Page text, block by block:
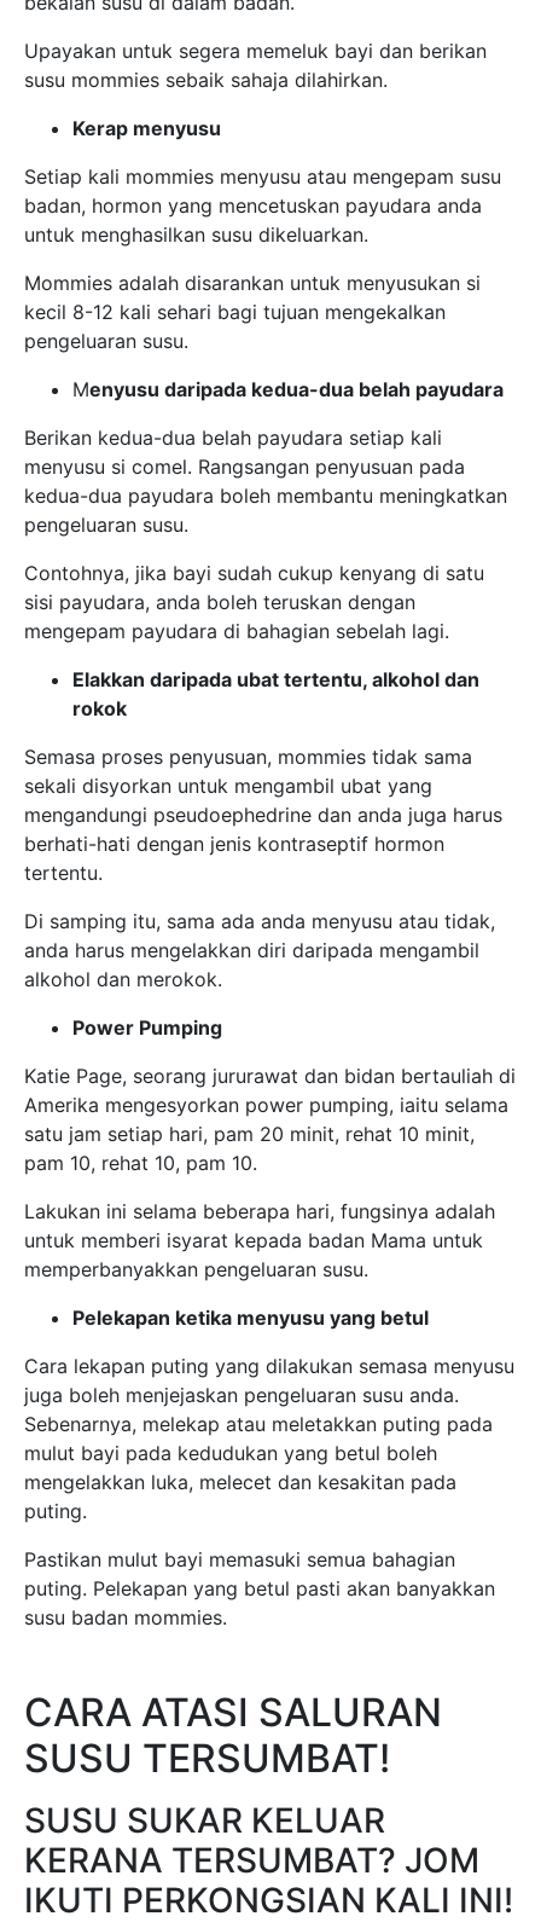
Upayakan untuk segera memeluk bayi dan berikan
susu mommies sebaik sahaja dilahirkan.
Kerap menyusu
Setiap kali mommies menyusu atau mengepam susu
badan, hormon yang mencetuskan payudara anda
untuk menghasilkan susu dikeluarkan.
Mommies adalah disarankan untuk menyusukan si
kecil 8-12 kali sehari bagi tujuan mengekalkan
pengeluaran susu.
Menyusu daripada kedua-dua belah payudara
Berikan kedua-dua belah payudara setiap kali
menyusu si comel. Rangsangan penyusuan pada
kedua-dua payudara boleh membantu meningkatkan
pengeluaran susu.
Contohnya, jika bayi sudah cukup kenyang di satu
sisi payudara, anda boleh teruskan dengan
mengepam payudara di bahagian sebelah lagi.
Elakkan daripada ubat tertentu, alkohol dan
rokok
Semasa proses penyusuan, mommies tidak sama
sekali disyorkan untuk mengambil ubat yang
mengandungi pseudoephedrine dan anda juga harus
berhati-hati dengan jenis kontraseptif hormon
tertentu.
Di samping itu, sama ada anda menyusu atau tidak,
anda harus mengelakkan diri daripada mengambil
alkohol dan merokok.
Power Pumping
Katie Page, seorang jururawat dan bidan bertauliah di
Amerika mengesyorkan power pumping, iaitu selama
satu jam setiap hari, pam 20 minit, rehat 10 minit,
pam 10, rehat 10, pam 10.
Lakukan ini selama beberapa hari, fungsinya adalah
untuk memberi isyarat kepada badan Mama untuk
memperbanyakkan pengeluaran susu.
Pelekapan ketika menyusu yang betul
Cara lekapan puting yang dilakukan semasa menyusu
juga boleh menjejaskan pengeluaran susu anda.
Sebenarnya, melekap atau meletakkan puting pada
mulut bayi pada kedudukan yang betul boleh
mengelakkan luka, melecet dan kesakitan pada
puting.
Pastikan mulut bayi memasuki semua bahagian
puting. Pelekapan yang betul pasti akan banyakkan
susu badan mommies.
CARA ATASI SALURAN
SUSU TERSUMBAT!
SUSU SUKAR KELUAR
KERANA TERSUMBAT? JOM
IKUTI PERKONGSIAN KALI INI!